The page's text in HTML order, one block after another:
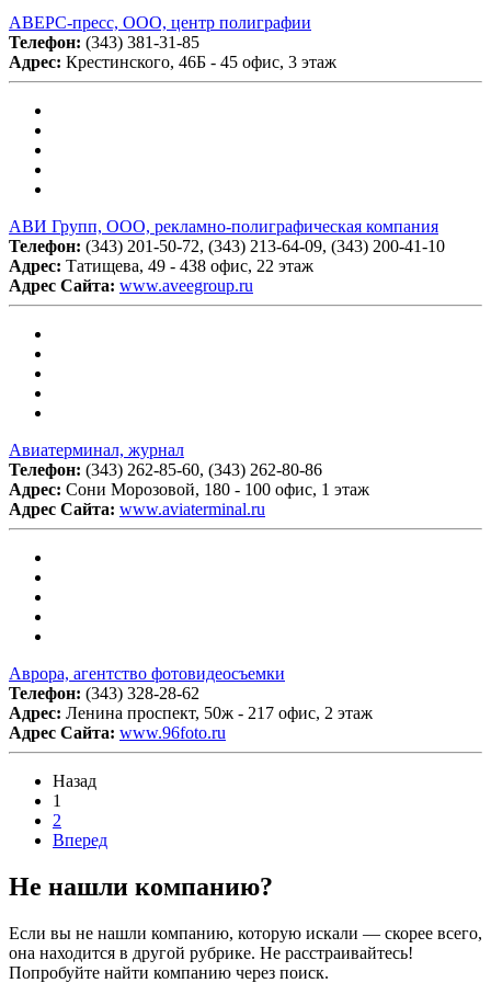
АВЕРС-пресс, ООО, центр полиграфии
Телефон: (343) 381-31-85
Адрес: Крестинского, 46Б - 45 офис, 3 этаж
АВИ Групп, ООО, рекламно-полиграфическая компания
Телефон: (343) 201-50-72, (343) 213-64-09, (343) 200-41-10
Адрес: Татищева, 49 - 438 офис, 22 этаж
Адрес Сайта: www.aveegroup.ru
Авиатерминал, журнал
Телефон: (343) 262-85-60, (343) 262-80-86
Адрес: Сони Морозовой, 180 - 100 офис, 1 этаж
Адрес Сайта: www.aviaterminal.ru
Аврора, агентство фотовидеосъемки
Телефон: (343) 328-28-62
Адрес: Ленина проспект, 50ж - 217 офис, 2 этаж
Адрес Сайта: www.96foto.ru
Назад
1
2
Вперед
Не нашли компанию?
Если вы не нашли компанию, которую искали — скорее всего,
она находится в другой рубрике. Не расстраивайтесь!
Попробуйте найти компанию через поиск.